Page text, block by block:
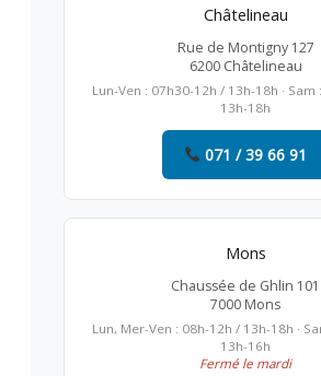
Châtelineau
Rue de Montigny 127
6200 Châtelineau
Lun-Ven : 07h30-12h / 13h-18h ·
13h-18h
071 / 39 66 91
Mons
Chaussée de Ghlin 101
7000 Mons
Lun, Mer-Ven : 08h-12h / 13h-18h ·
13h-16h
Fermé le mardi